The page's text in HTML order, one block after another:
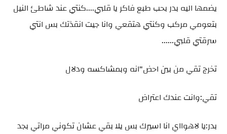
يضمها اليه بدر بحب طبع فاكر يا قلبي....كنتي عند شاطئ النيل
بتعومي مركب وكنتي هتقعي وانا جيت انقذتك بس انتي
سرقتي قلبي......
تخرج تقي من بين احض"انه وبمشاكسه ودلال
تقي:وانت عندك اعتراض
بدر:يا لاهوااي انا اسيرك بس يلا بقي عشان تكوني مراتي بجد